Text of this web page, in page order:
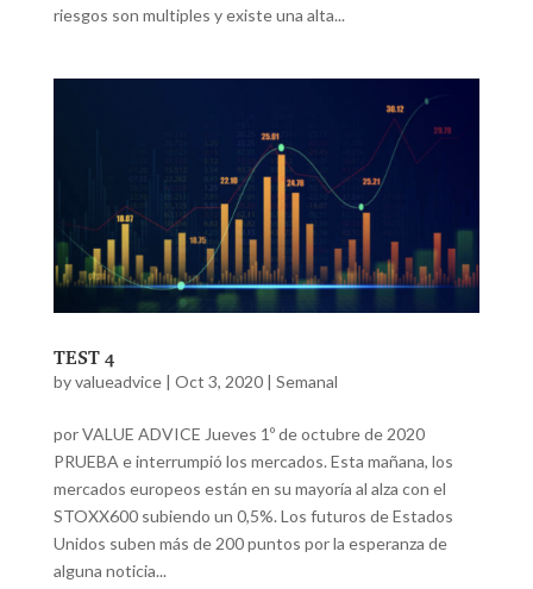
riesgos son multiples y existe una alta...
TEST 4
byvalueadvice| Oct 3, 2020| Semanal
por VALUE ADVICE Jueves 1º de octubre de 2020
PRUEBA e interrumpió los mercados. Esta mañana, los
mercados europeos están en su mayoría al alza con el
STOXX600 subiendo un 0,5%. Los futuros de Estados
Unidos suben más de 200 puntos por la esperanza de
alguna noticia...